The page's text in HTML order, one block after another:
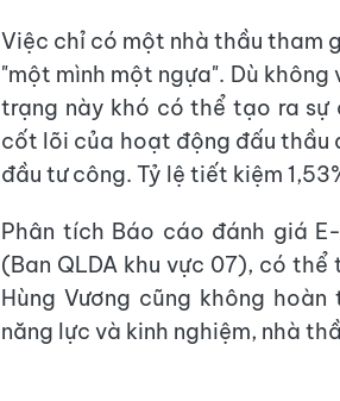
Việc chỉ có một nhà thầu tham
"một mình một ngựa". Dù
trạng này khó có thể tạo ra sự
cốt lõi của hoạt động đấu thầu
đầu tư công. Tỷ lệ tiết kiệm
Phân tích Báo cáo đánh giá
(Ban QLDA khu vực 07), có
Hùng Vương cũng không
năng lực và kinh nghiệm, nhà